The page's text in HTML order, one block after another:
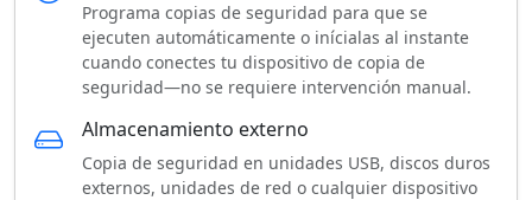
Programa copias de seguridad para que se
ejecuten automáticamente o inícialas al instante
cuando conectes tu dispositivo de copia de
seguridad—no se requiere intervención manual.
Almacenamiento externo
Copia de seguridad en unidades USB, discos duros
externos, unidades de red o cualquier dispositivo